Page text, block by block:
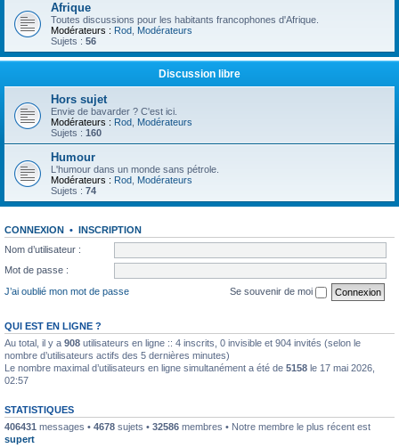
Afrique
Toutes discussions pour les habitants francophones d'Afrique.
Modérateurs : Rod Modérateurs
Sujets : 56
Discussion libre
Hors sujet
Envie de bavarder ? C'est ici.
Modérateurs : Rod Modérateurs
Sujets : 160
Humour
L'humour dans un monde sans pétrole.
Modérateurs : Rod Modérateurs
Sujets : 74
CONNEXION • INSCRIPTION
Nom d’utilisateur :
Mot de passe :
J’ai oublié mon mot de passe
Se souvenir de moi
QUI EST EN LIGNE ?
Au total, il y a 908 utilisateurs en ligne :: 4 inscrits, 0 invisible et 904 invités (selon le
nombre d’utilisateurs actifs des 5 dernières minutes)
Le nombre maximal d’utilisateurs en ligne simultanément a été de 5158 le 17 mai 2026,
02:57
STATISTIQUES
406431 messages • 4678 sujets • 32586 membres • Notre membre le plus récent est
supert